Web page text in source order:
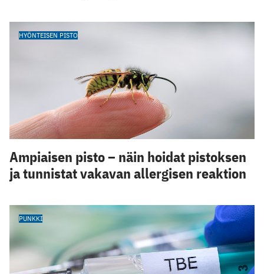
HYÖNTEISEN PISTO
Ampiaisen pisto – näin hoidat pistoksen
ja tunnistat vakavan allergisen reaktion
PUNKKI